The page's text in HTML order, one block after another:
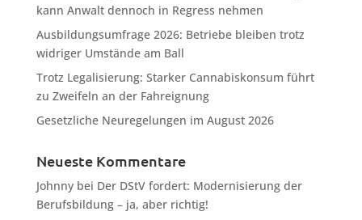
kann Anwalt dennoch in Regress nehmen
Ausbildungsumfrage 2026: Betriebe bleiben trotz
widriger Umstände am Ball
Trotz Legalisierung: Starker Cannabiskonsum führt
zu Zweifeln an der Fahreignung
Gesetzliche Neuregelungen im August 2026
Neueste Kommentare
Johnnybei Der DStV fordert: Modernisierung der
Berufsbildung – ja, aber richtig!